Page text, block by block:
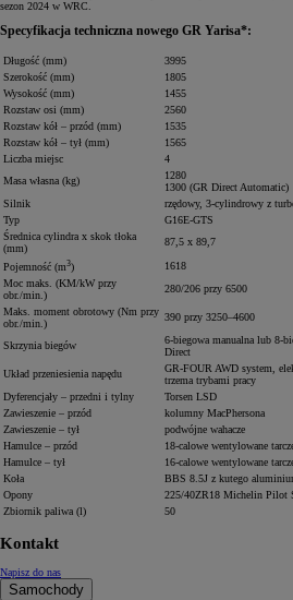
sezon 2024 w WRC.
Specyfikacja techniczna nowego GR Yarisa*:
Długość (mm)
3995
Szerokość (mm)
1805
Wysokość (mm)
1455
Rozstaw osi (mm)
2560
Rozstaw kół – przód (mm)
1535
Rozstaw kół – tył (mm)
1565
Liczba miejsc
4
Masa własna (kg)
1280
1300 (GR Direct Automatic)
Silnik
rzędowy, 3-cylindrowy z
Typ
G16E-GTS
Średnica cylindra x skok tłoka
(mm)
87,5 x 89,7
Pojemność (m3)
1618
Moc maks. (KM/kW przy
obr./min.)
280/206 przy 6500
Maks. moment obrotowy (Nm przy
obr./min.)
390 przy 3250–4600
Skrzynia biegów
6-biegowa manualna lub 8-
Direct
Układ przeniesienia napędu
GR-FOUR AWD system,
trzema trybami pracy
Dyferencjały – przedni i tylny
Torsen LSD
Zawieszenie – przód
kolumny MacPhersona
Zawieszenie – tył
podwójne wahacze
Hamulce – przód
18-calowe wentylowane
Hamulce – tył
16-calowe wentylowane
Koła
BBS 8.5J z kutego
Opony
225/40ZR18 Michelin Pilot
Zbiornik paliwa (l)
50
Kontakt
Napisz do nas
Samochody